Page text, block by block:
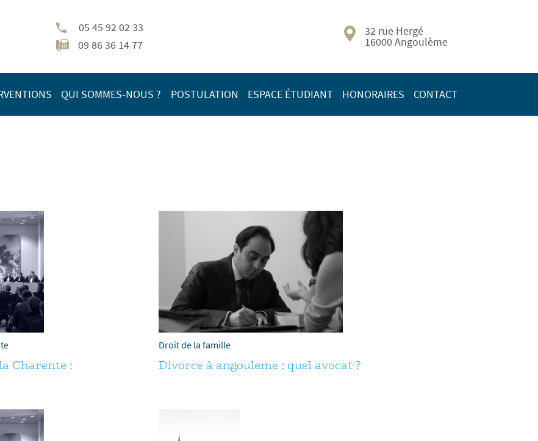
05 45 92 02 33
09 86 36 14 77
32 rue Hergé
16000 Angoulème
QUI SOMMES-NOUS ? POSTULATION ESPACE ÉTUDIANT HONORAIRES CONTACT
Charente :
Droit de la famille
Divorce à angouleme : quel avocat ?